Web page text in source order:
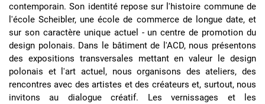
contemporain. Son identité repose sur l'histoire commune de
l'école Scheibler, une école de commerce de longue date, et
sur son caractère unique actuel - un centre de promotion du
design polonais. Dans le bâtiment de l'ACD, nous présentons
des expositions transversales mettant en valeur le design
polonais et l'art actuel, nous organisons des ateliers, des
rencontres avec des artistes et des créateurs et, surtout, nous
invitons au dialogue créatif. Les vernissages et les